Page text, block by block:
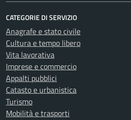
CATEGORIE DI SERVIZIO
Anagrafe e stato civile
Cultura e tempo libero
Vita lavorativa
Imprese e commercio
Appalti pubblici
Catasto e urbanistica
Turismo
Mobilità e trasporti